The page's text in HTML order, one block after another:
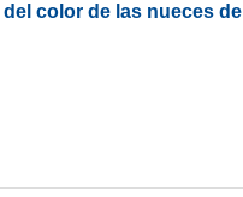
color de las nueces